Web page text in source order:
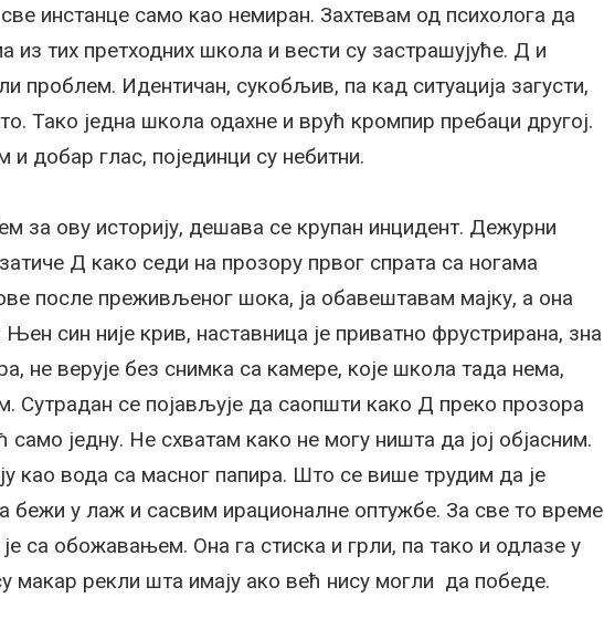
инстанце само као немиран. Захтевам од психолога да
из тих претходних школа и вести су застрашујуће. Д и
проблем. Идентичан, сукобљив, па кад ситуација загусти,
Тако једна школа одахне и врућ кромпир пребаци другој.
и добар глас, појединци су небитни.
за ову историју, дешава се крупан инцидент. Дежурни
Д како седи на прозору првог спрата са ногама
после преживљеног шока, ја обавештавам мајку, а она
син није крив, наставница је приватно фрустрирана, зна
не верује без снимка са камере, које школа тада нема,
Сутрадан се појављује да саопшти како Д преко прозора
само једну. Не схватам како не могу ништа да јој објасним.
као вода са масног папира. Што се више трудим да је
бежи у лаж и сасвим ирационалне оптужбе. За све то време
са обожавањем. Она га стиска и грли, па тако и одлазе у
макар рекли шта имају ако већ нису могли да победе.